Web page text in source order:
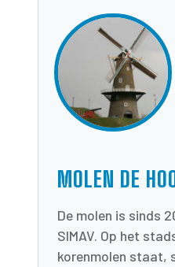
MOLEN DE
De molen is sinds
SIMAV. Op het
korenmolen staat,